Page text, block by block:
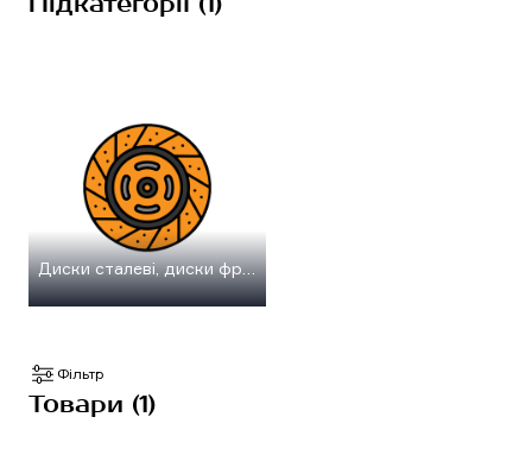
Диски сталеві, диски фрикційні
Фільтр
Товари (1)